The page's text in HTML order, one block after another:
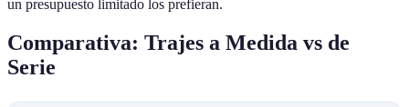
un presupuesto limitado los prefieran.
Comparativa: Trajes a Medida vs de
Serie